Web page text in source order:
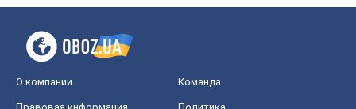
О компании Команда